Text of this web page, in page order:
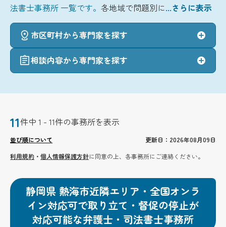
法書士事務所 一覧です。各地域で問題別に...さらに表示
市区町村から専門家を探す
相談内容から専門家を探す
11件中 1 - 11件の事務所を表示
並び順について
更新日：2026年08月09日
利用規約 ・個人情報保護方針に同意の上、各事務所にご連絡ください。
静岡県 熱海市近隣エリア・全国オンラ
イン対応可で取り立て・督促の停止が
対応可能な弁護士・司法書士事務所